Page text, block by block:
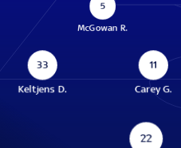
5
McGowan R.
33
Keltjens D.
11
Carey G.
22